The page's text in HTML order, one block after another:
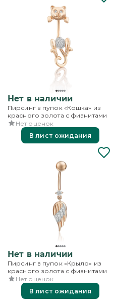
Нет в наличии
Пирсинг в пупок «Кошка» из
красного золота с фианитами
Нет оценок
В лист ожидания
Нет в наличии
Пирсинг в пупок «Крыло» из
красного золота с фианитами
Нет оценок
В лист ожидания